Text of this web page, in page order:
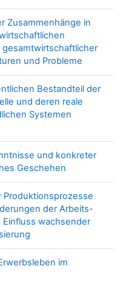
Zusammenhänge in
und Probleme
Bestandteil der
und deren reale
Systemen
und konkreter
Geschehen
Produktionsprozesse
der Arbeits-
wachsender
im